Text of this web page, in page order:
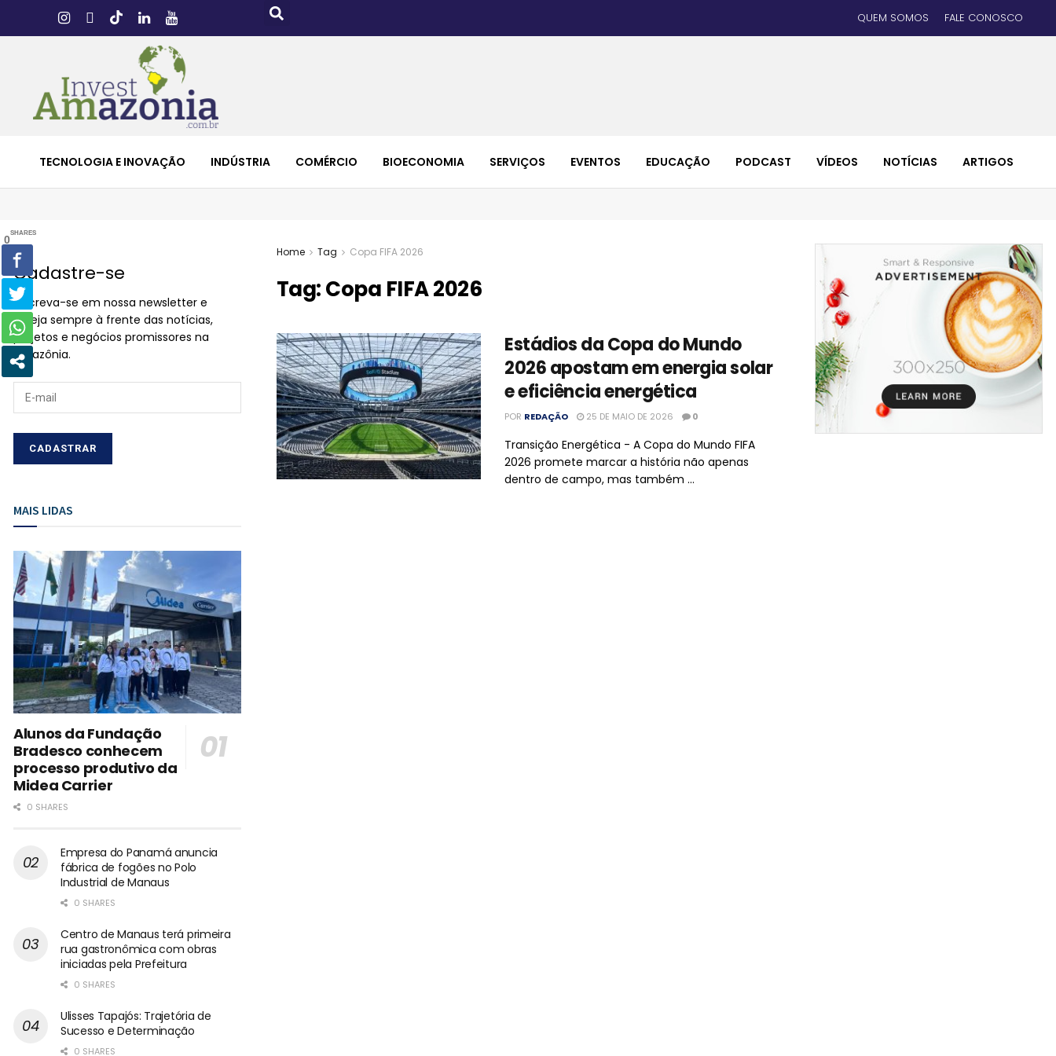
QUEM SOMOS FALE CONOSCO
TECNOLOGIA E INOVAÇÃO INDÚSTRIA COMÉRCIO BIOECONOMIA SERVIÇOS EVENTOS EDUCAÇÃO PODCAST VÍDEOS NOTÍCIAS ARTIGOS
Home Tag Copa FIFA 2026
Tag:Copa FIFA 2026
Estádios da Copa do Mundo
2026 apostam em energia solar
e eficiência energética
POR REDAÇÃO 25 DE MAIO DE 2026 0
Transição Energética - A Copa do Mundo FIFA
2026 promete marcar a história não apenas
dentro de campo, mas também ...
Cadastre-se
Inscreva-se em nossa newsletter e
esteja sempre à frente das notícias,
projetos e negócios promissores na
Amazônia.
MAIS LIDAS
Alunos da Fundação
Bradesco conhecem
processo produtivo da
Midea Carrier
0 SHARES
Empresa do Panamá anuncia
fábrica de fogões no Polo
Industrial de Manaus
0 SHARES
Centro de Manaus terá primeira
rua gastronômica com obras
iniciadas pela Prefeitura
0 SHARES
Ulisses Tapajós: Trajetória de
Sucesso e Determinação
0 SHARES
0
SHARES